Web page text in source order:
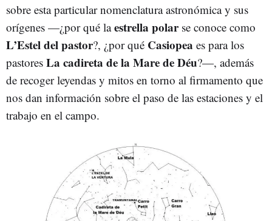
sobre esta particular nomenclatura astronómica y sus
orígenes —¿por qué laestrella polarse conoce como
L’Estel del pastor?, ¿por qué Casiopea es para los
pastores La cadireta de la Mare de Déu?—, además
de recoger leyendas y mitos en torno al firmamento que
nos dan información sobre el paso de las estaciones y el
trabajo en el campo.